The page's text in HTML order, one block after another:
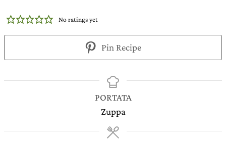
No ratings yet
Pin Recipe
PORTATA
Zuppa